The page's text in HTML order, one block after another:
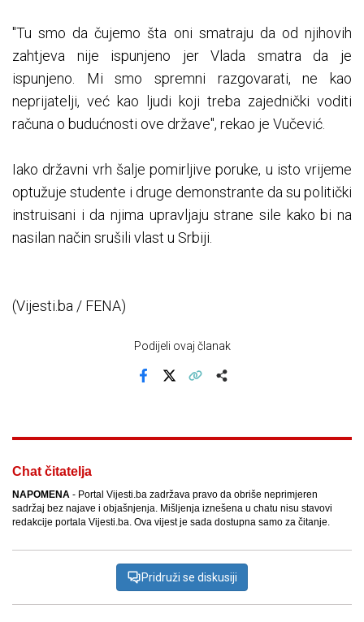
"Tu smo da čujemo šta oni smatraju da od njihovih
zahtjeva nije ispunjeno jer Vlada smatra da je
ispunjeno. Mi smo spremni razgovarati, ne kao
neprijatelji, već kao ljudi koji treba zajednički voditi
računa o budućnosti ove države", rekao je Vučević.
Iako državni vrh šalje pomirljive poruke, u isto vrijeme
optužuje studente i druge demonstrante da su politički
instruisani i da njima upravljaju strane sile kako bi na
nasilan način srušili vlast u Srbiji.
(Vijesti.ba / FENA)
Podijeli ovaj članak
Chat čitatelja
NAPOMENA - Portal Vijesti.ba zadržava pravo da obriše neprimjeren
sadržaj bez najave i objašnjenja. Mišljenja iznešena u chatu nisu stavovi
redakcije portala Vijesti.ba. Ova vijest je sada dostupna samo za čitanje.
Pridruži se diskusiji